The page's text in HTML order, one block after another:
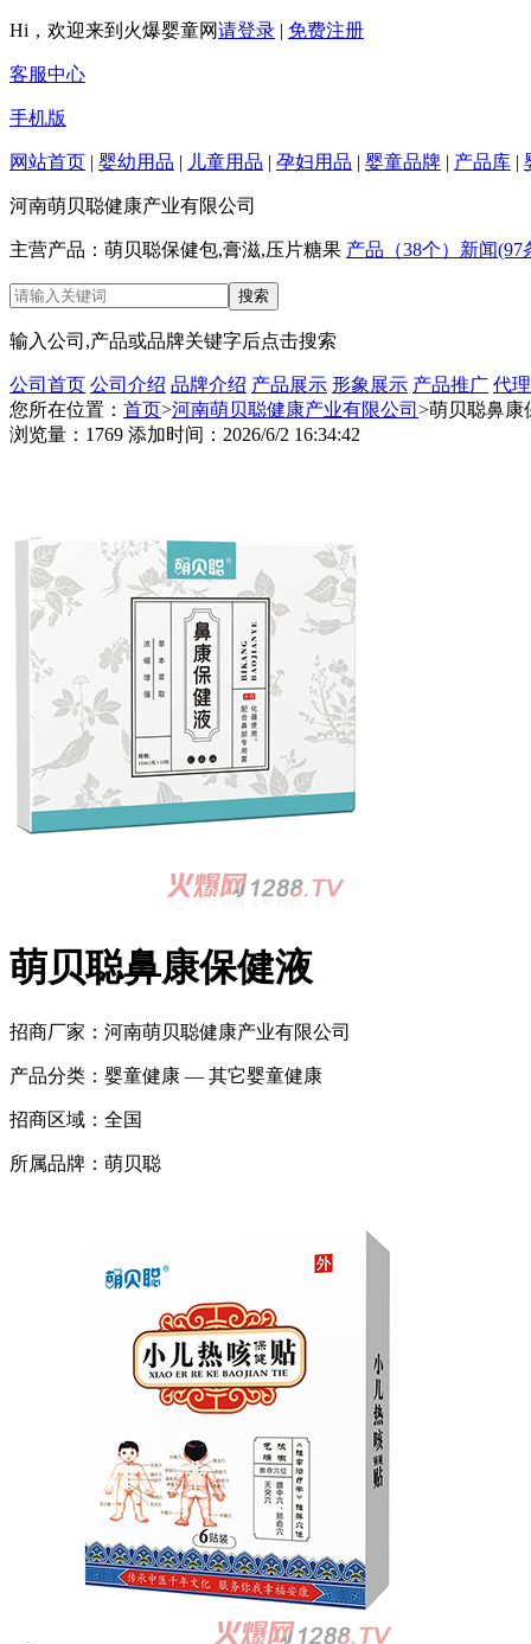
Hi，欢迎来到火爆婴童网请登录 | 免费注册
客服中心
手机版
网站首页 | 婴幼用品 | 儿童用品 | 孕妇用品 | 婴童品牌 | 产品库 |
河南萌贝聪健康产业有限公司
主营产品：萌贝聪保健包,膏滋,压片糖果 产品（38个） 新闻(97
输入公司,产品或品牌关键字后点击搜索
公司首页 公司介绍 品牌介绍 产品展示 形象展示 产品推广 代
您所在位置： 首页>河南萌贝聪健康产业有限公司 >萌贝聪鼻康
浏览量：1769 添加时间：2026/6/2 16:34:42
萌贝聪鼻康保健液
招商厂家： 河南萌贝聪健康产业有限公司
产品分类： 婴童健康 — 其它婴童健康
招商区域： 全国
所属品牌： 萌贝聪